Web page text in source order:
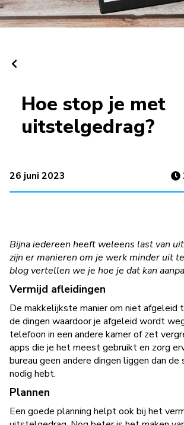
Hoe stop je met
uitstelgedrag?
26 juni 2023
Bijna iedereen heeft weleens last van
zijn er manieren om je werk minder uit
blog vertellen we je hoe je dat kan
Vermijd afleidingen
De makkelijkste manier om niet afgeleid
de dingen waardoor je afgeleid wordt
telefoon in een andere kamer of zet
apps die je het meest gebruikt en zorg
bureau geen andere dingen liggen dan de
nodig hebt.
Plannen
Een goede planning helpt ook bij het